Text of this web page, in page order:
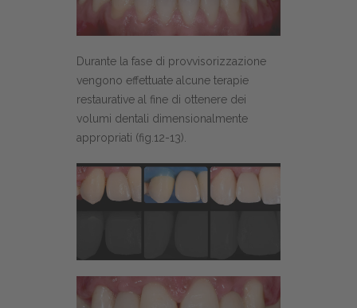
Durante la fase di provvisorizzazione
vengono effettuate alcune terapie
restaurative al fine di ottenere dei
volumi dentali dimensionalmente
appropriati (fig.12-13).